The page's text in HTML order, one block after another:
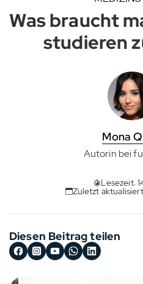
Was braucht
studieren
Mona
Autorin bei
Lesezeit:
Zuletzt
Diesen Beitrag teilen